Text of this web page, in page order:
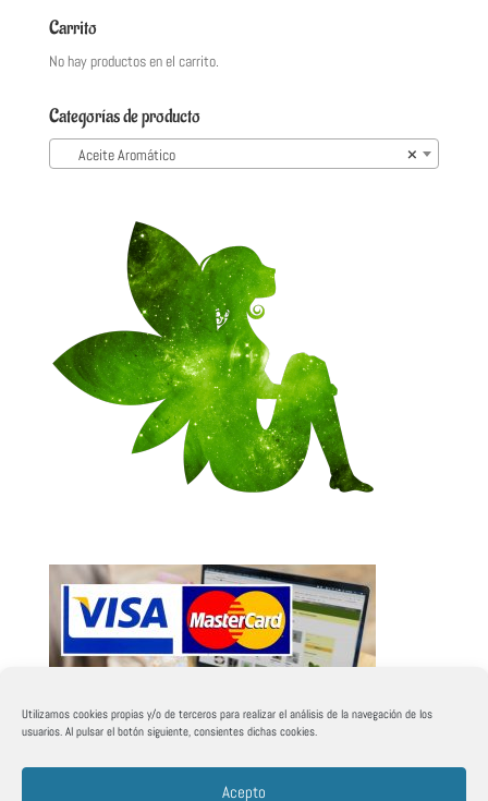
Utilizamos cookies propias y/o de terceros para realizar el análisis de la navegación de los
usuarios. Al pulsar el botón siguiente, consientes dichas cookies.
Acepto
Carrito
No hay productos en el carrito.
Categorías de producto
×
Aceite Aromático